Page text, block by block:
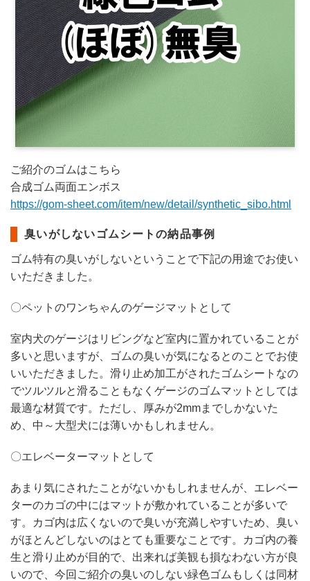
ご紹介のゴムはこちら
合成ゴム両面エンボス
https://gom-sheet.com/item/new/detail/synthetic_sibo.html
臭いがしないゴムシートの納品事例
ゴム特有の臭いがしないということで下記の用途でお使い
いただきました。
〇ペットのワンちゃんのゲージマットとして
室内犬のゲージはリビングなど室内に置かれていることが
多いと思いますが、ゴムの臭いが気になるとのことでお使
いいただきました。滑り止め加工がされたゴムシートなの
でツルツルと滑ることもなくゲージのゴムマットとしては
最適な材質です。ただし、厚みが2mmまでしかないた
め、中～大型犬には薄いかもしれません。
〇エレベーターマットとして
あまり気にされたことがないかもしれませんが、エレベー
ターのカゴの中にはマットが敷かれていることが多いで
す。カゴ内は広くないので臭いが充満しやすいため、臭い
がほとんどしないのはとても重要なことです。カゴ内の養
生と滑り止めが目的で、出来れば美観も損なわない方が良
いので、今回ご紹介の臭いのしない緑色ゴムもしくは同材